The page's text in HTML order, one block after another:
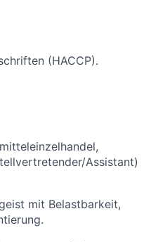
(HACCP).
Assistant)
mit Belastbarkeit,